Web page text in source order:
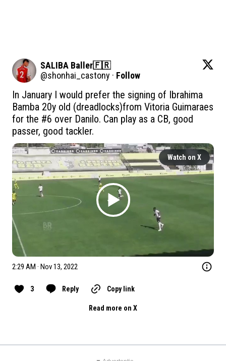
SALIBA Baller🇫🇷
@shonhai_castony · Follow
In January I would prefer the signing of Ibrahima
Bamba 20y old (dreadlocks)from Vitoria Guimaraes
for the #6 over Danilo. Can play as a CB, good
passer, good tackler.
Watch on X
2:29 AM · Nov 13, 2022
3 Reply Copy link
Read more on X